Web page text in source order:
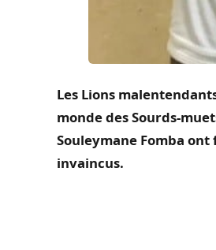
Les Lions
monde des Sourds-
Souleymane Fomba
invaincus.